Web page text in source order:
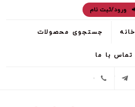
ورود/ثبت نام
خانه جستجوی محصولات
تماس با ما
تلگرام